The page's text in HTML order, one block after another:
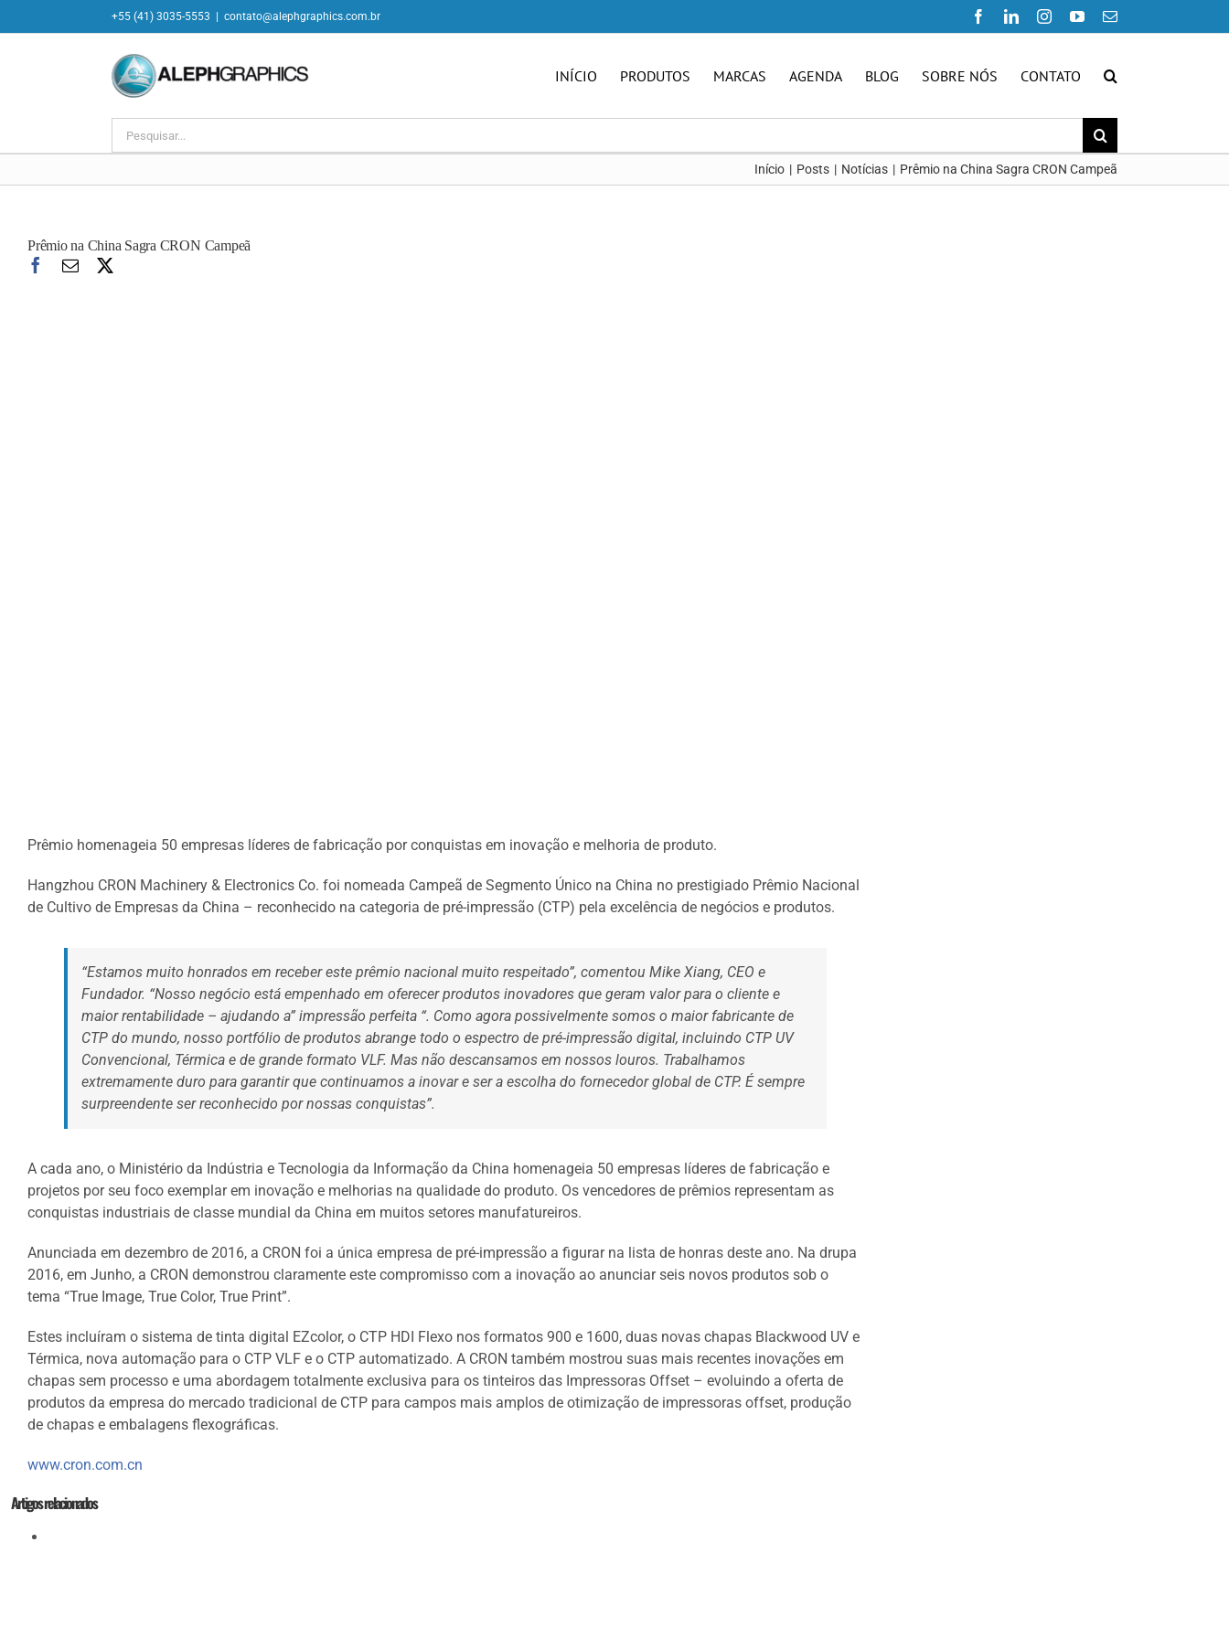
para
+55 (41) 3035-5553 contato@alephgraphics.com.br FacebookLinkedInInstagramYouTube
E-
mail
INÍCIO PRODUTOS MARCAS AGENDA BLOG SOBRE NÓS CONTATO
Buscar
resultados
Início Posts Notícias Prêmio na China Sagra CRON Campeã
Prêmio na China Sagra CRON Campeã
Prêmio homenageia 50 empresas líderes de fabricação por conquistas em inovação e melhoria de produto.
Hangzhou CRON Machinery & Electronics Co. foi nomeada Campeã de Segmento Único na China no prestigiado Prêmio Nacional
de Cultivo de Empresas da China – reconhecido na categoria de pré-impressão (CTP) pela excelência de negócios e produtos.
“Estamos muito honrados em receber este prêmio nacional muito respeitado”, comentou Mike Xiang, CEO e
Fundador. “Nosso negócio está empenhado em oferecer produtos inovadores que geram valor para o cliente e
maior rentabilidade – ajudando a” impressão perfeita “. Como agora possivelmente somos o maior fabricante de
CTP do mundo, nosso portfólio de produtos abrange todo o espectro de pré-impressão digital, incluindo CTP UV
Convencional, Térmica e de grande formato VLF. Mas não descansamos em nossos louros. Trabalhamos
extremamente duro para garantir que continuamos a inovar e ser a escolha do fornecedor global de CTP. É sempre
surpreendente ser reconhecido por nossas conquistas”.
A cada ano, o Ministério da Indústria e Tecnologia da Informação da China homenageia 50 empresas líderes de fabricação e
projetos por seu foco exemplar em inovação e melhorias na qualidade do produto. Os vencedores de prêmios representam as
conquistas industriais de classe mundial da China em muitos setores manufatureiros.
Anunciada em dezembro de 2016, a CRON foi a única empresa de pré-impressão a figurar na lista de honras deste ano. Na drupa
2016, em Junho, a CRON demonstrou claramente este compromisso com a inovação ao anunciar seis novos produtos sob o
tema “True Image, True Color, True Print”.
Estes incluíram o sistema de tinta digital EZcolor, o CTP HDI Flexo nos formatos 900 e 1600, duas novas chapas Blackwood UV e
Térmica, nova automação para o CTP VLF e o CTP automatizado. A CRON também mostrou suas mais recentes inovações em
chapas sem processo e uma abordagem totalmente exclusiva para os tinteiros das Impressoras Offset – evoluindo a oferta de
produtos da empresa do mercado tradicional de CTP para campos mais amplos de otimização de impressoras offset, produção
de chapas e embalagens flexográficas.
www.cron.com.cn
Artigos relacionados